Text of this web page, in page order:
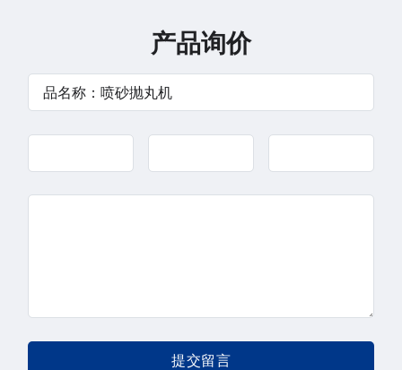
产品询价
提交留言